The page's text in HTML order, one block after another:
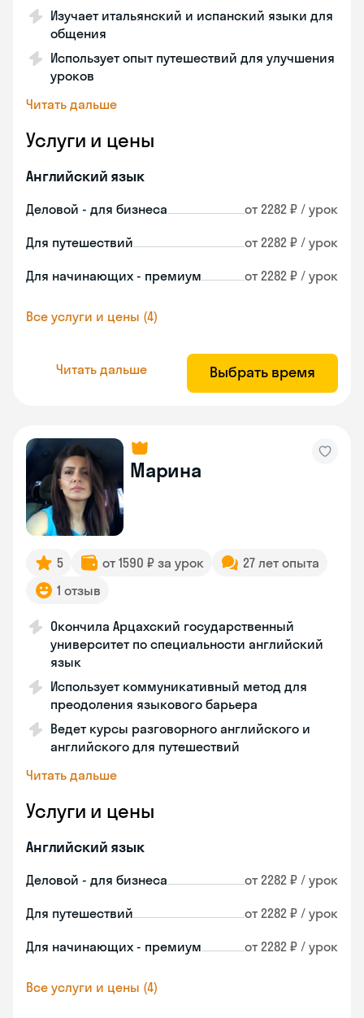
Изучает итальянский и испанский языки для
общения
Использует опыт путешествий для улучшения
уроков
Читать дальше
Услуги и цены
Английский язык
Деловой - для бизнеса от 2282 ₽ / урок
Для путешествий от 2282 ₽ / урок
Для начинающих - премиум от 2282 ₽ / урок
Все услуги и цены (4)
Читать дальше Выбрать время
Марина
5 от 1590 ₽ за урок
27 лет опыта
1 отзыв
Окончила Арцахский государственный
университет по специальности английский
язык
Использует коммуникативный метод для
преодоления языкового барьера
Ведет курсы разговорного английского и
английского для путешествий
Читать дальше
Услуги и цены
Английский язык
Деловой - для бизнеса от 2282 ₽ / урок
Для путешествий от 2282 ₽ / урок
Для начинающих - премиум от 2282 ₽ / урок
Все услуги и цены (4)